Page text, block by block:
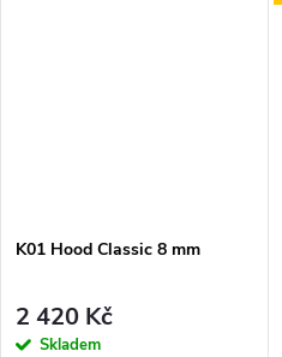
K01 Hood Classic 8 mm
2 420 Kč
Skladem